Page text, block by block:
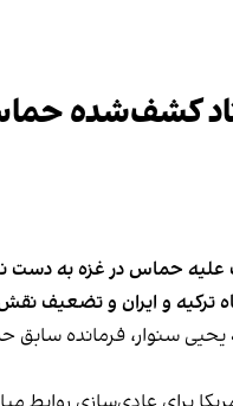
جنگ علیه حماس در غزه به
ترکیه و ایران و تضعیف